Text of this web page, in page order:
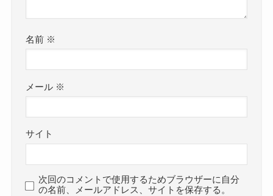
名前 ※
メール ※
サイト
次回のコメントで使用するためブラウザーに自分
の名前、メールアドレス、サイトを保存する。